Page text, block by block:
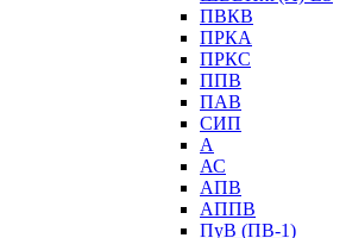
ПВКВ
ПРКА
ПРКС
ППВ
ПАВ
СИП
А
АС
АПВ
АППВ
ПуВ (ПВ-1)